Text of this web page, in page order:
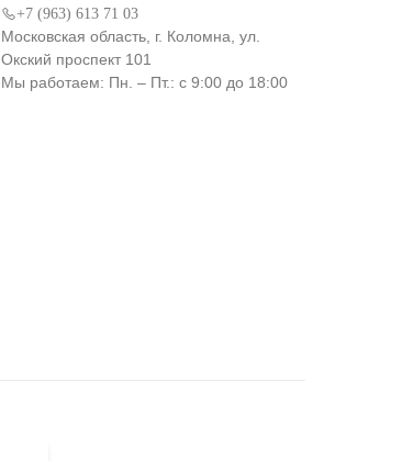
+7 (963) 613 71 03
Московская область, г. Коломна, ул.
Окский проспект 101
Мы работаем: Пн. – Пт.: с 9:00 до 18:00